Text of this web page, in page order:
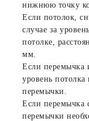
нижнюю точку
Если потолок,
случае за
потолке,
мм.
Если перемычка
уровень
перемычки.
Если перемычка
перемычки